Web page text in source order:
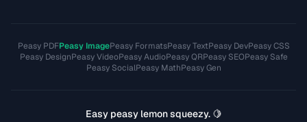
Peasy PDFPeasy ImagePeasy FormatsPeasy TextPeasy DevPeasy CSS
Peasy DesignPeasy VideoPeasy AudioPeasy QRPeasy SEOPeasy Safe
Peasy SocialPeasy MathPeasy Gen
Easy peasy lemon squeezy. 🍋